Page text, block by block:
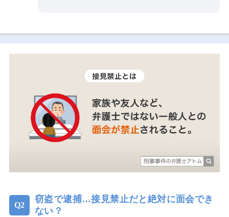
窃盗で逮捕…接見禁止だと絶対に面会でき
ない？